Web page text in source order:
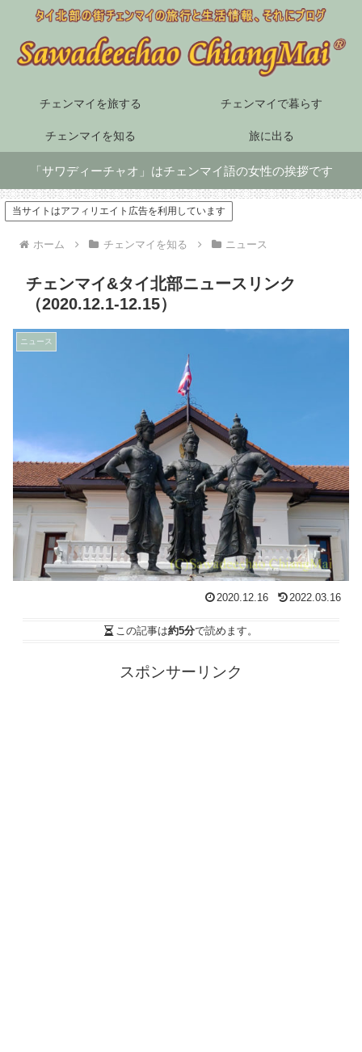
チェンマイを旅する チェンマイで暮らす
チェンマイを知る 旅に出る
「サワディーチャオ」はチェンマイ語の女性の挨拶です
当サイトはアフィリエイト広告を利用しています
ホーム チェンマイを知る ニュース
チェンマイ&タイ北部ニュースリンク
（2020.12.1-12.15）
ニュース
2020.12.16 2022.03.16
この記事は約5分で読めます。
スポンサーリンク